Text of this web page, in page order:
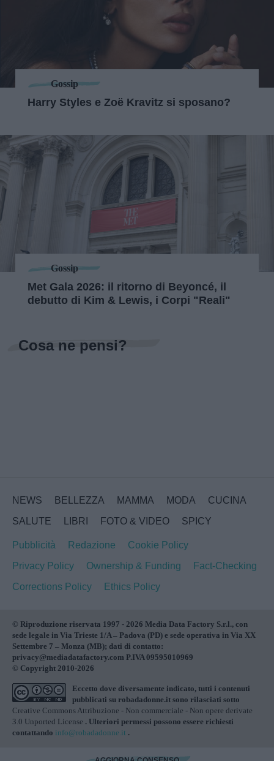
Gossip
Harry Styles e Zoë Kravitz si sposano?
Gossip
Met Gala 2026: il ritorno di Beyoncé, il
debutto di Kim & Lewis, i Corpi "Reali"
Cosa ne pensi?
NEWS BELLEZZA MAMMA MODA
CUCINA
SALUTE
LIBRI FOTO & VIDEO SPICY
Pubblicità Redazione
Cookie Policy
Privacy Policy
Ownership & Funding
Fact-Checking
Corrections Policy
Ethics Policy
© Riproduzione riservata 1997 - 2026 Media Data Factory S.r.l., con
sede legale in Via Trieste 1/A – Padova (PD) e sede operativa in Via XX
Settembre 7 – Monza (MB); dati di contatto:
privacy@mediadatafactory.com P.IVA 09595010969
© Copyright 2010-2026
Eccetto dove diversamente indicato, tutti i contenuti
pubblicati su robadadonne.it sono rilasciati sotto
Creative Commons Attribuzione - Non commerciale - Non opere derivate
3.0 Unported License . Ulteriori permessi possono essere richiesti
contattando info@robadadonne.it .